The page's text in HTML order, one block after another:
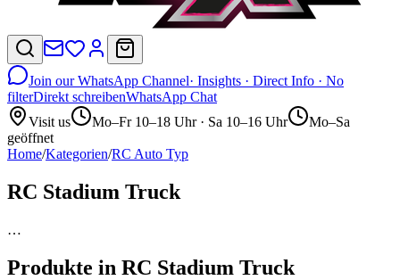
Join our WhatsApp Channel· Insights · Direct Info · No
filterDirekt schreibenWhatsApp Chat
Visit us
Mo–Fr 10–18 Uhr · Sa 10–16 Uhr
Mo–Sa
geöffnet
Home/Kategorien/RC Auto Typ
RC Stadium Truck
…
Produkte in RC Stadium Truck